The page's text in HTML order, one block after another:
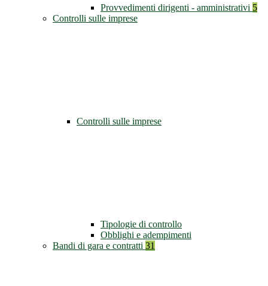
Provvedimenti dirigenti - amministrativi 5
Controlli sulle imprese
Controlli sulle imprese
Tipologie di controllo
Obblighi e adempimenti
Bandi di gara e contratti 31